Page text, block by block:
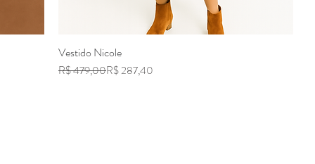
Vestido Nicole
Preço normal
R$ 479,00
Preço promocional
R$ 287,40